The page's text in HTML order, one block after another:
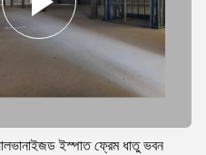
ইস্পাত ফ্রেম ধাতু ভবন